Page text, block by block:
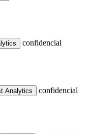
confidencial
Analytics confidencial